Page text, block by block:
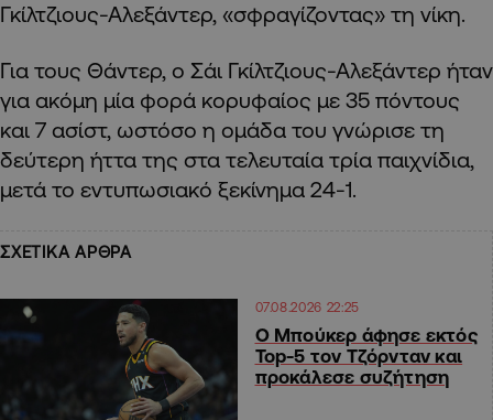
Γκίλτζιους-Αλεξάντερ, «σφραγίζοντας» τη νίκη.
Για τους Θάντερ, ο Σάι Γκίλτζιους-Αλεξάντερ ήταν
για ακόμη μία φορά κορυφαίος με 35 πόντους
και 7 ασίστ, ωστόσο η ομάδα του γνώρισε τη
δεύτερη ήττα της στα τελευταία τρία παιχνίδια,
μετά το εντυπωσιακό ξεκίνημα 24-1.
ΣΧΕΤΙΚΑ ΑΡΘΡΑ
07.08.2026 22:25
Ο Μπούκερ άφησε εκτός
Top-5 τον Τζόρνταν και
προκάλεσε συζήτηση